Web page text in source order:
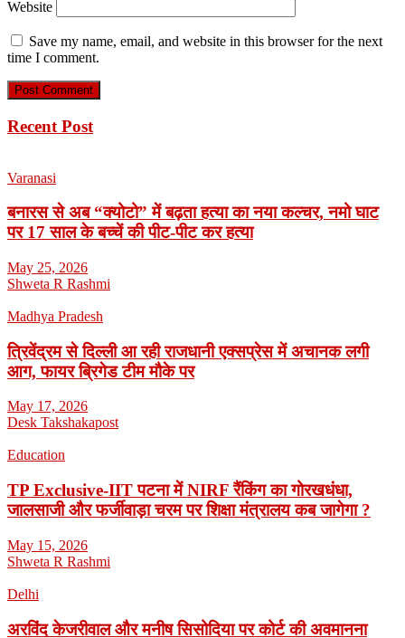
Website
Save my name, email, and website in this browser for the next
time I comment.
Recent Post
Varanasi
बनारस से अब “क्योटो” में बढ़ता हत्या का नया कल्चर, नमो घाट
पर 17 साल के बच्चें की पीट-पीट कर हत्या
May 25, 2026
Shweta R Rashmi
Madhya Pradesh
त्रिवेंद्रम से दिल्ली आ रही राजधानी एक्सप्रेस में अचानक लगी
आग, फायर ब्रिगेड टीम मौके पर
May 17, 2026
Desk Takshakapost
Education
TP Exclusive-IIT पटना में NIRF रैंकिंग का गोरखधंधा,
जालसाजी और फर्जीवाड़ा चरम पर शिक्षा मंत्रालय कब जागेगा ?
May 15, 2026
Shweta R Rashmi
Delhi
अरविंद केजरीवाल और मनीष सिसोदिया पर कोर्ट की अवमानना